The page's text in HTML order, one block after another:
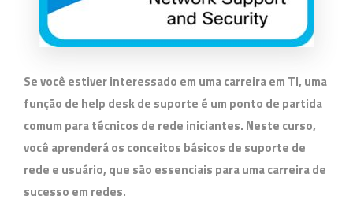
Se você estiver interessado em uma carreira em TI, uma
função de help desk de suporte é um ponto de partida
comum para técnicos de rede iniciantes. Neste curso,
você aprenderá os conceitos básicos de suporte de
rede e usuário, que são essenciais para uma carreira de
sucesso em redes.